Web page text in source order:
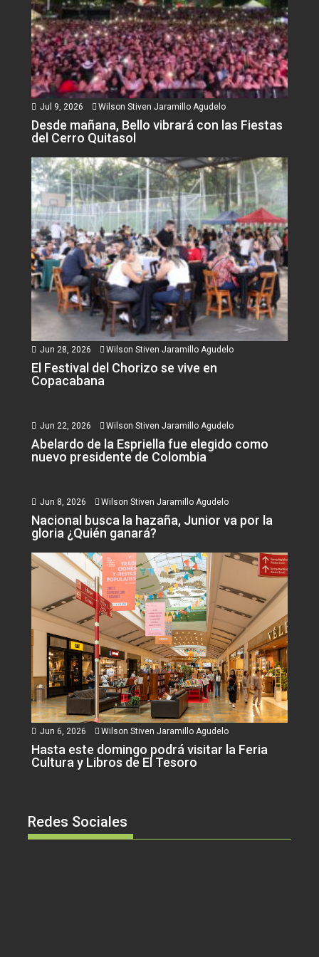
Jul 9, 2026 Wilson Stiven Jaramillo Agudelo
Desde mañana, Bello vibrará con las Fiestas
del Cerro Quitasol
Jun 28, 2026 Wilson Stiven Jaramillo Agudelo
El Festival del Chorizo se vive en
Copacabana
Jun 22, 2026 Wilson Stiven Jaramillo Agudelo
Abelardo de la Espriella fue elegido como
nuevo presidente de Colombia
Jun 8, 2026 Wilson Stiven Jaramillo Agudelo
Nacional busca la hazaña, Junior va por la
gloria ¿Quién ganará?
Jun 6, 2026 Wilson Stiven Jaramillo Agudelo
Hasta este domingo podrá visitar la Feria
Cultura y Libros de El Tesoro
Redes Sociales